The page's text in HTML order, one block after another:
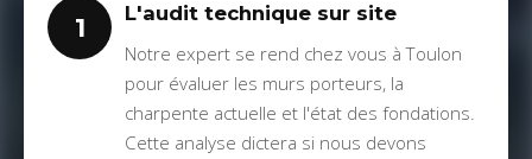
1
L'audit technique sur site
Notre expert se rend chez vous à Toulon
pour évaluer les murs porteurs, la
charpente actuelle et l'état des fondations.
Cette analyse dictera si nous devons